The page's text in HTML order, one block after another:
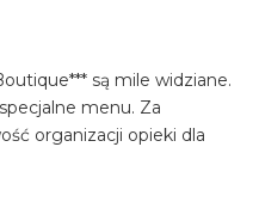
są mile widziane.
menu. Za
organizacji opieki dla